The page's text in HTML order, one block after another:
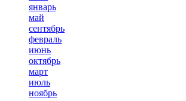
январь
май
сентябрь
февраль
июнь
октябрь
март
июль
ноябрь